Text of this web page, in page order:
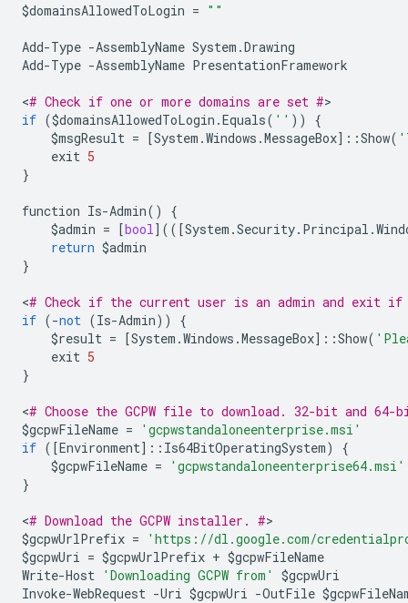
$domainsAllowedToLogin = ""
Add-Type -AssemblyName System .Drawing
Add-Type -AssemblyName PresentationFramework
<# Check if one or more domains are set #
if ($domainsAllowedToLogin .Equals( '' ))
{
$msgResult = [System .Windows .MessageBox]::Show(
exit 5
}
function Is-Admin()
{
$admin = [bool](([System .Security. Principal .
return $admin
}
<# Check if the current user is an admin and exit
if (-not (Is-Admin))
{
$result = [System .Windows .MessageBox]::Show(
exit 5
}
<# Choose the GCPW file to download. 32-bit and
$gcpwFileName =
'gcpwstandaloneenterprise.msi'
if ([Environment]:: Is64BitOperatingSystem)
{
$gcpwFileName =
'gcpwstandaloneenterprise64.msi'
}
<# Download the GCPW installer. #
$gcpwUrlPrefix =
'https://dl.google.com/
$gcpwUri = $gcpwUrlPrefix + $gcpwFileName
Write-Host 'Downloading GCPW from' $gcpwUri
Invoke-WebRequest -Uri $gcpwUri -OutFile $